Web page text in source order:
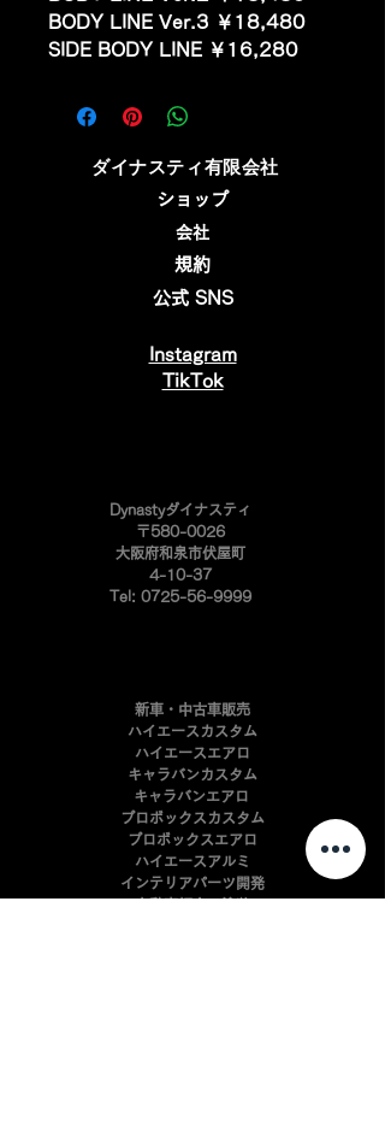
BODY LINE Ver.3 ￥18,480
SIDE BODY LINE ￥16,280
​ダイナスティ有限会社
ショップ
会社
規約
公式 SNS
Instagram
​TikTok
​Dynastyダイナスティ
〒580-0026
大阪府和泉市伏屋町
4-10-37
Tel: 0725-56-9999
新車・中古車販売
ハイエースカスタム
ハイエースエアロ
キャラバンカスタム
キャラバンエアロ
プロボックスカスタム
​プロボックスエアロ
ハイエースアルミ
インテリアパーツ開発